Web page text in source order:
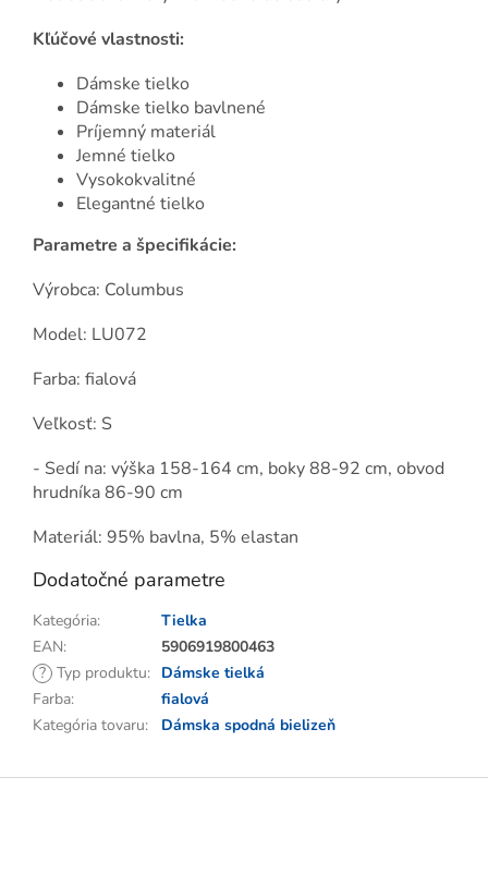
Kľúčové vlastnosti:
Dámske tielko
Dámske tielko bavlnené
Príjemný materiál
Jemné tielko
Vysokokvalitné
Elegantné tielko
Parametre a špecifikácie:
Výrobca: Columbus
Model: LU072
Farba: fialová
Veľkosť: S
- Sedí na: výška 158-164 cm, boky 88-92 cm, obvod
hrudníka 86-90 cm
Materiál: 95% bavlna, 5% elastan
Dodatočné parametre
Kategória:
Tielka
EAN:
5906919800463
? Typ produktu: Dámske tielká
Farba:
fialová
Kategória tovaru: Dámska spodná bielizeň
Z